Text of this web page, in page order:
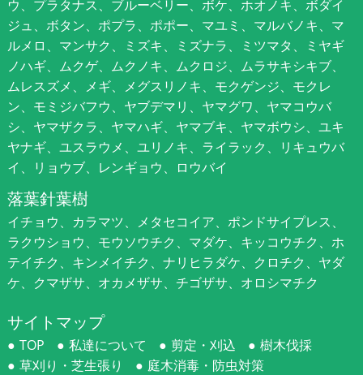
ウ、プラタナス、ブルーベリー、ボケ、ホオノキ、ボダイ
ジュ、ボタン、ポプラ、ポポー、マユミ、マルバノキ、マ
ルメロ、マンサク、ミズキ、ミズナラ、ミツマタ、ミヤギ
ノハギ、ムクゲ、ムクノキ、ムクロジ、ムラサキシキブ、
ムレスズメ、メギ、メグスリノキ、モクゲンジ、モクレ
ン、モミジバフウ、ヤブデマリ、ヤマグワ、ヤマコウバ
シ、ヤマザクラ、ヤマハギ、ヤマブキ、ヤマボウシ、ユキ
ヤナギ、ユスラウメ、ユリノキ、ライラック、リキュウバ
イ、リョウブ、レンギョウ、ロウバイ
落葉針葉樹
イチョウ、カラマツ、メタセコイア、ポンドサイプレス、
ラクウショウ、モウソウチク、マダケ、キッコウチク、ホ
テイチク、キンメイチク、ナリヒラダケ、クロチク、ヤダ
ケ、クマザサ、オカメザサ、チゴザサ、オロシマチク
サイトマップ
TOP 私達について 剪定・刈込
樹木伐採
草刈り・芝生張り
庭木消毒・防虫対策